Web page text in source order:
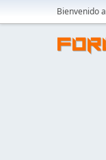
Bienvenido a